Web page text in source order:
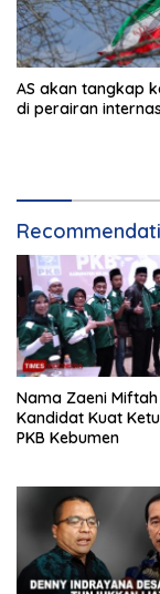
AS akan tangkap
di perairan
Nama Zaeni
Kandidat Kuat
PKB Kebumen